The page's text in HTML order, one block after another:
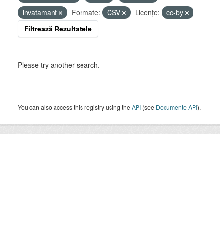
invatamant
Formate: CSV Licenţe:
cc-by
Filtrează Rezultatele
Please try another search.
You can also access this registry using theAPI (see Documente API).